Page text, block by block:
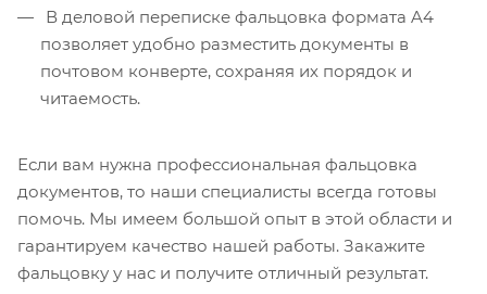
В деловой переписке фальцовка формата A4
позволяет удобно разместить документы в
почтовом конверте, сохраняя их порядок и
читаемость.
Если вам нужна профессиональная фальцовка
документов, то наши специалисты всегда готовы
помочь. Мы имеем большой опыт в этой области и
гарантируем качество нашей работы. Закажите
фальцовку у нас и получите отличный результат.